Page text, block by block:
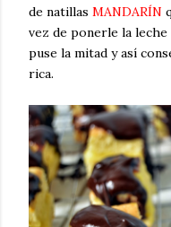
de natillas MANDARÍN
vez de ponerle la
puse la mitad y así
rica.